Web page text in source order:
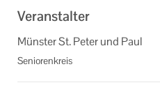
Veranstalter
Münster St. Peter und Paul
Seniorenkreis